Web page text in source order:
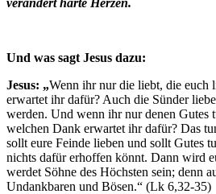
Und was sagt Jesus dazu:
Jesus: „Wenn ihr nur die liebt, die euch
erwartet ihr dafür? Auch die Sünder
werden. Und wenn ihr nur denen Gutes
welchen Dank erwartet ihr dafür? Das
sollt eure Feinde lieben und sollt Gutes
nichts dafür erhoffen könnt. Dann wird
werdet Söhne des Höchsten sein; denn
Undankbaren und Bösen.“ (Lk 6,32-35)